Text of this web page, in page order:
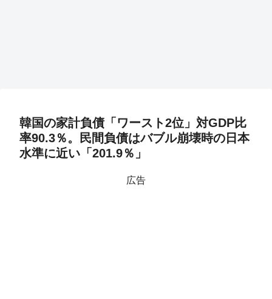
韓国の家計負債「ワースト2位」対GDP比
率90.3％。民間負債はバブル崩壊時の日本
水準に近い「201.9％」
広告